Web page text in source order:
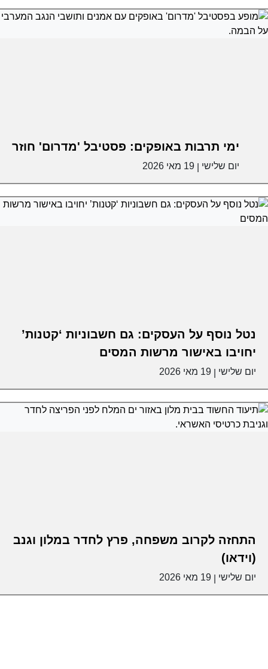
ימי תרבות באופקים: פסטיבל 'מדרום' חוזר
יום שלישי 19 מאי 2026
נטל נוסף על העסקים: גם חשבוניות ‘קטנות’
יחויבו באישור מרשות המסים
יום שלישי 19 מאי 2026
התחזה לקרוב משפחה, פרץ לחדר במלון וגנב
(וידאו)
יום שלישי 19 מאי 2026